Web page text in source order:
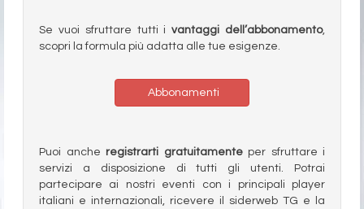
Se vuoi sfruttare tutti ivantaggi dell’abbonamento,
scopri la formula più adatta alle tue esigenze.
Abbonamenti
Puoi anche registrarti gratuitamenteper sfruttare i
servizi a disposizione di tutti gli utenti. Potrai
partecipare ai nostri eventi con i principali player
italiani e internazionali, ricevere il siderweb TG e la